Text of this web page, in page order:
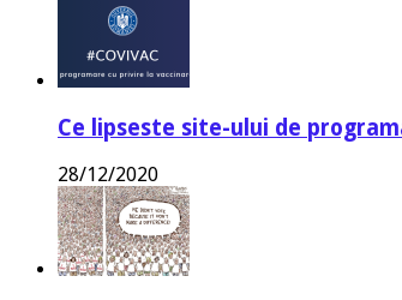
Ce lipseste site-ului de
28/12/2020